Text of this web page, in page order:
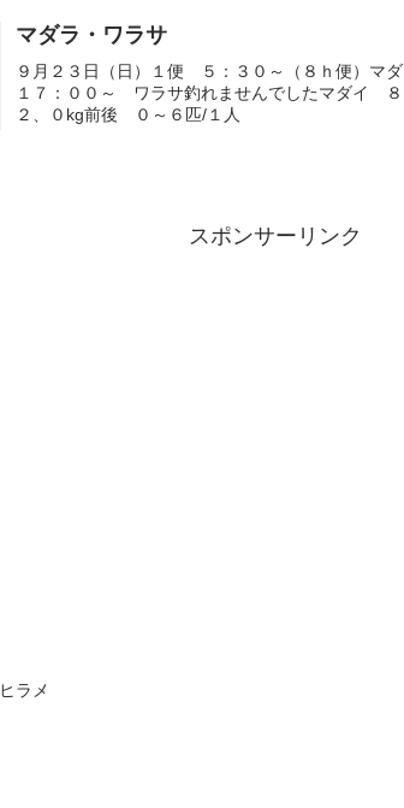
マダラ・ワラサ
９月２３日（日）１便 ５：３０～（８ｈ便）マ
１７：００～ ワラサ釣れませんでしたマダイ
２、０kg前後 ０～６匹/１人
スポンサーリンク
ヒラメ